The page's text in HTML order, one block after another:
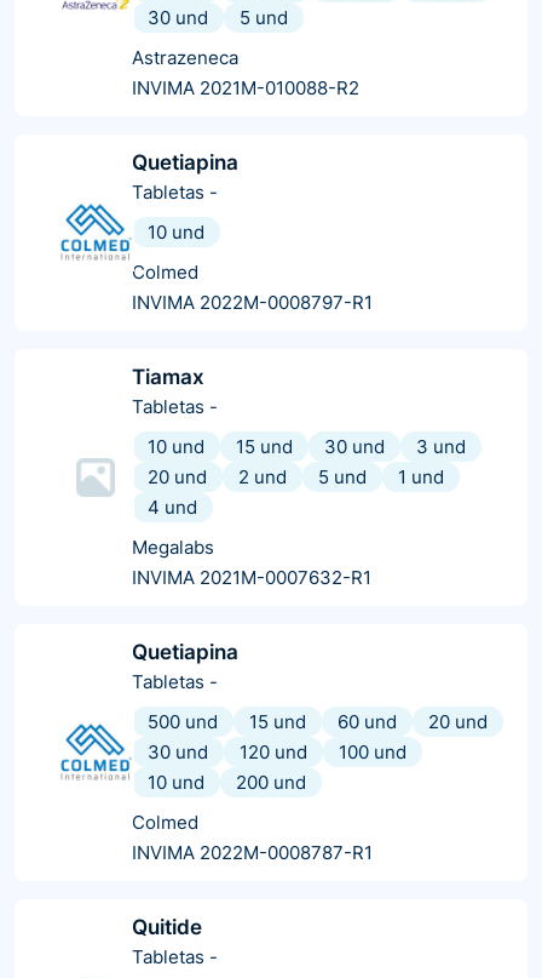
30 und
5 und
Astrazeneca
INVIMA 2021M-010088-R2
Quetiapina
Tabletas -
10 und
Colmed
INVIMA 2022M-0008797-R1
Tiamax
Tabletas -
10 und
15 und 30 und
3 und
20 und
2 und 5 und
1 und
4 und
Megalabs
INVIMA 2021M-0007632-R1
Quetiapina
Tabletas -
500 und
15 und 60 und
20 und
30 und
120 und
100 und
10 und
200 und
Colmed
INVIMA 2022M-0008787-R1
Quitide
Tabletas -